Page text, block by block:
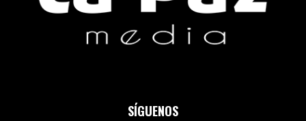
SÍGUENOS